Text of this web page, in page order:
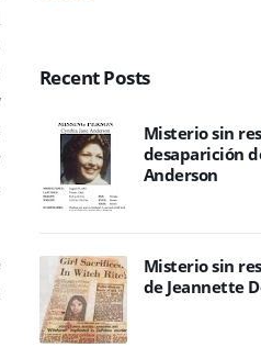
Recent Posts
Misterio sin
desaparición
Anderson
Misterio sin
de Jeannette